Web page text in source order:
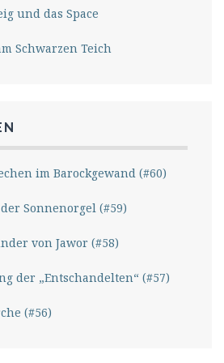
und das Space
Schwarzen Teich
im Barockgewand (#60)
Sonnenorgel (#59)
von Jawor (#58)
der „Entschandelten“ (#57)
(#56)